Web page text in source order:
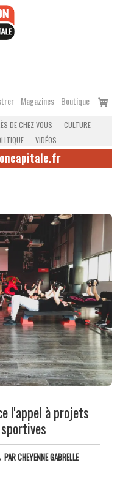
Magazines Boutique
Voir
DE CHEZ VOUS
CULTURE
VIDÉOS
l'appel à projets
PARCHEYENNE GABRELLE